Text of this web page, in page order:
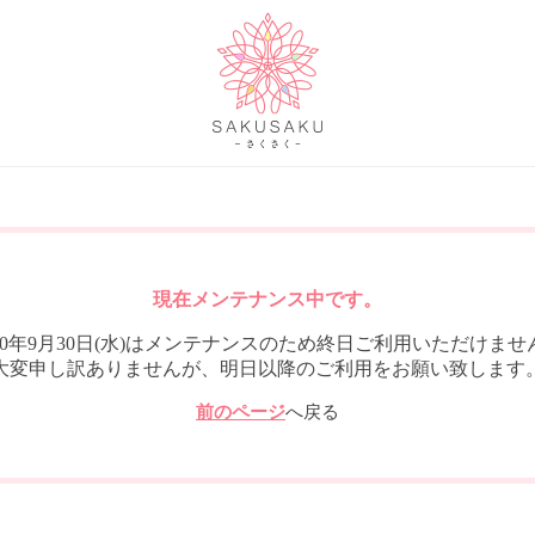
現在メンテナンス中です。
年9月30日(水)はメンテナンスのため終日ご利用いただけませ
変申し訳ありませんが、明日以降のご利用をお願い致します
前のページへ戻る